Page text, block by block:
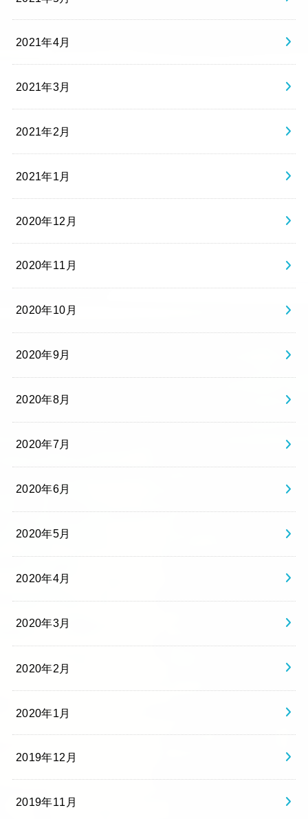
2021年4月
2021年3月
2021年2月
2021年1月
2020年12月
2020年11月
2020年10月
2020年9月
2020年8月
2020年7月
2020年6月
2020年5月
2020年4月
2020年3月
2020年2月
2020年1月
2019年12月
2019年11月